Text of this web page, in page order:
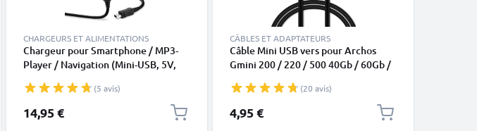
CHARGEURS ET ALIMENTATIONS
Chargeur pour Smartphone / MP3-
Player / Navigation (Mini-USB, 5V,
2A / 2000mA, Cordon / Câble de
Charge 1,2m
(5 avis)
14,95 €
CÂBLES ET ADAPTATEURS
Câble Mini USB vers pour Archos
Gmini 200 / 220 / 500 40Gb / 60Gb /
60Gb / 80Gb – Câble de données à
charge rapide de 1m noir de
CELLONIC
(20 avis)
4,95 €